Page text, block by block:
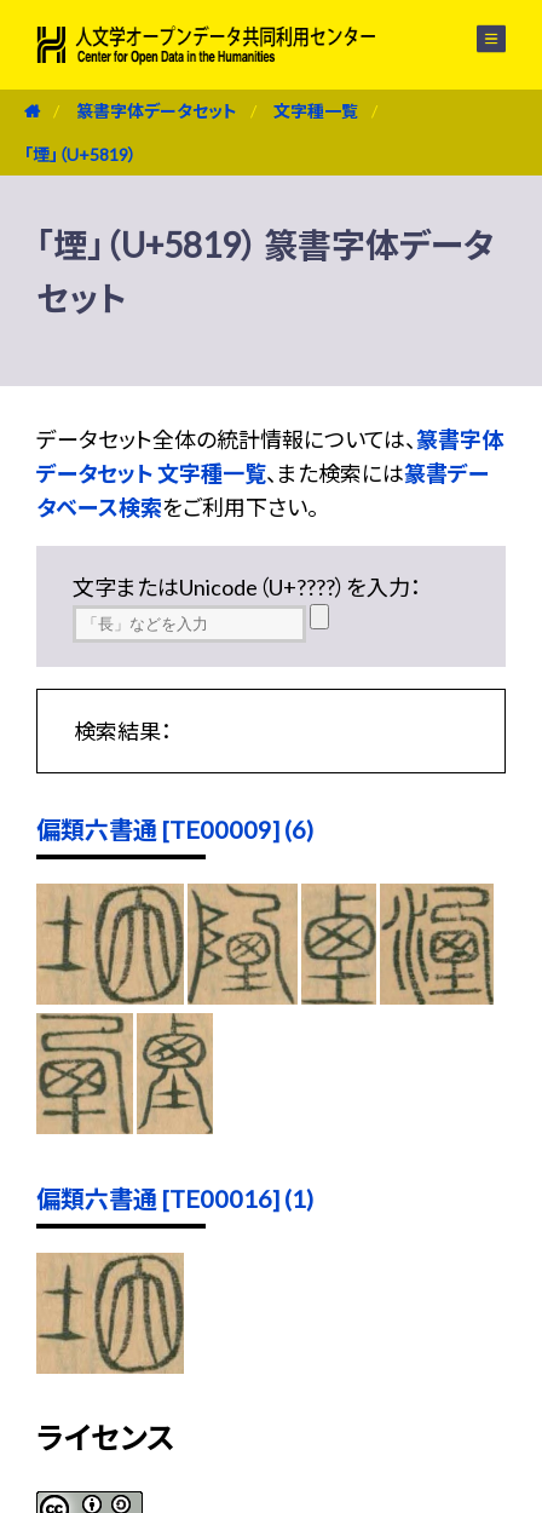
篆書字体データセット 文字種一覧
「堙」（U+5819）
「堙」（U+5819） 篆書字体データ
セット
データセット全体の統計情報については、篆書字体
データセット 文字種一覧、また検索には篆書デー
タベース検索をご利用下さい。
文字またはUnicode（U+????）を入力：
検索結果：
偏類六書通 [TE00009] (6)
偏類六書通 [TE00016] (1)
ライセンス